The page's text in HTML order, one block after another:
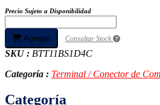
Precio Sujeto a Disponibilidad
Agregar Consultar Stock
SKU : BTT11BS1D4C
Categoría : Terminal / Conector de
Categoría